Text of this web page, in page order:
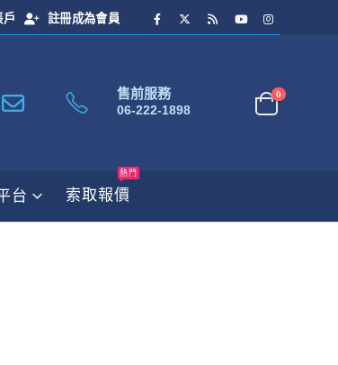
戶 註冊成為會員
售前服務
06-222-1898
0
台 索取報價
熱門